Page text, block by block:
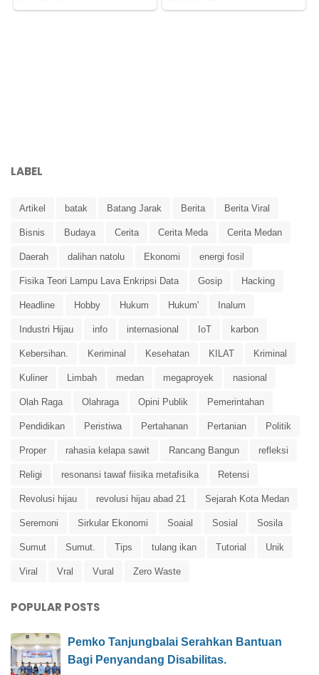
LABEL
Artikel batak Batang Jarak Berita Berita Viral
Bisnis Budaya Cerita Cerita Meda Cerita Medan
Daerah dalihan natolu Ekonomi energi fosil
Fisika Teori Lampu Lava Enkripsi Data Gosip Hacking
Headline Hobby Hukum Hukum' Inalum
Industri Hijau info internasional IoT karbon
Kebersihan. Keriminal Kesehatan KILAT Kriminal
Kuliner Limbah medan megaproyek nasional
Olah Raga Olahraga Opini Publik Pemerintahan
Pendidikan Peristiwa Pertahanan Pertanian Politik
Proper rahasia kelapa sawit Rancang Bangun refleksi
Religi resonansi tawaf fiisika metafisika Retensi
Revolusi hijau revolusi hijau abad 21 Sejarah Kota Medan
Seremoni Sirkular Ekonomi Soaial Sosial Sosila
Sumut Sumut. Tips tulang ikan Tutorial Unik
Viral Vral Vural Zero Waste
POPULAR POSTS
Pemko Tanjungbalai Serahkan Bantuan
Bagi Penyandang Disabilitas.